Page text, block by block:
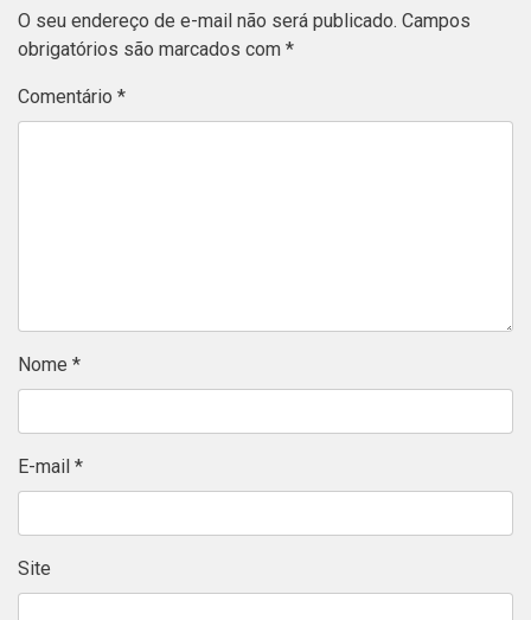
O seu endereço de e-mail não será publicado. Campos
obrigatórios são marcados com *
Comentário *
Nome *
E-mail *
Site